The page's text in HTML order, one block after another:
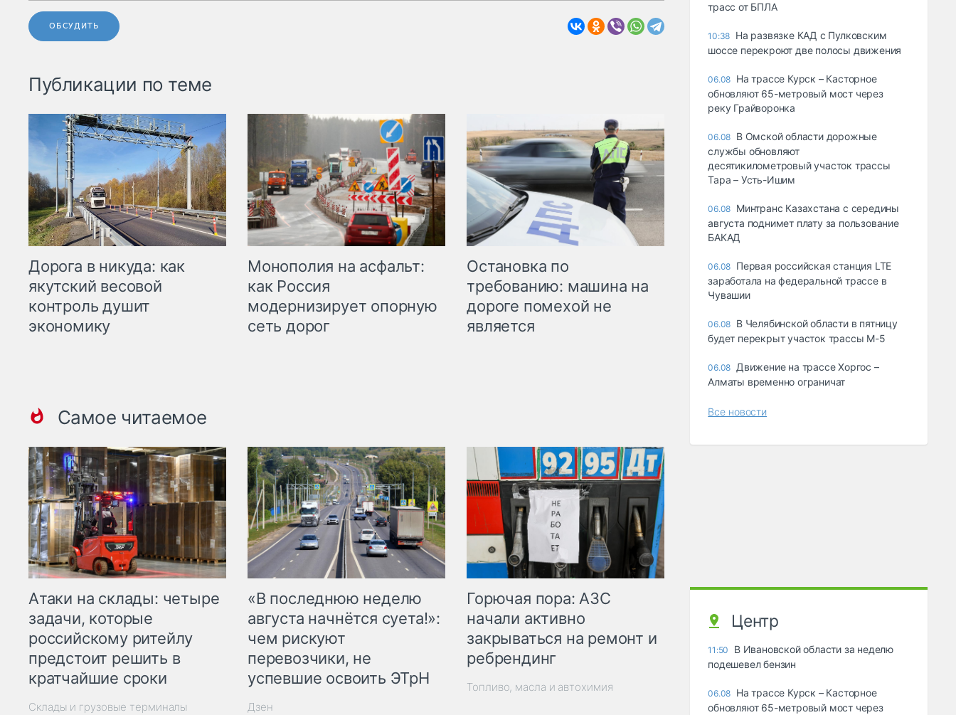
ОБСУДИТЬ
Публикации по теме
Дорога в никуда: как
якутский весовой
контроль душит
экономику
Монополия на асфальт:
как Россия
модернизирует опорную
сеть дорог
Остановка по
требованию: машина на
дороге помехой не
является
Самое читаемое
Атаки на склады: четыре
задачи, которые
российскому ритейлу
предстоит решить в
кратчайшие сроки
Склады и грузовые терминалы
«В последнюю неделю
августа начнётся суета!»:
чем рискуют
перевозчики, не
успевшие освоить ЭТрН
Дзен
Горючая пора: АЗС
начали активно
закрываться на ремонт и
ребрендинг
Топливо, масла и автохимия
трасс от БПЛА
10:38 На развязке КАД с Пулковским
шоссе перекроют две полосы движения
06.08 На трассе Курск – Касторное
обновляют 65-метровый мост через
реку Грайворонка
06.08 В Омской области дорожные
службы обновляют
десятикилометровый участок трассы
Тара – Усть-Ишим
06.08 Минтранс Казахстана с середины
августа поднимет плату за пользование
БАКАД
06.08 Первая российская станция LTE
заработала на федеральной трассе в
Чувашии
06.08 В Челябинской области в пятницу
будет перекрыт участок трассы М-5
06.08 Движение на трассе Хоргос –
Алматы временно ограничат
Все новости
Центр
11:50
В Ивановской области за неделю
подешевел бензин
06.08 На трассе Курск – Касторное
обновляют 65-метровый мост через